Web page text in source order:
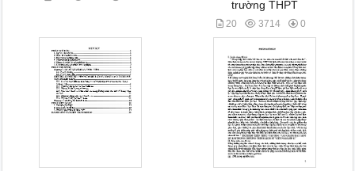
trường THPT
20 3714 0